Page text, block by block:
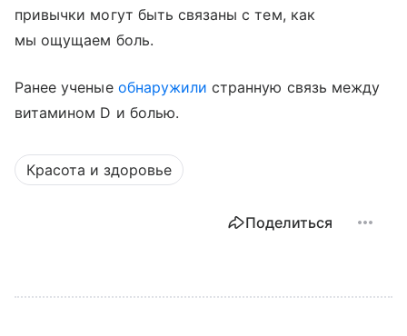
привычки могут быть связаны с тем, как
мы ощущаем боль.
Ранее ученые обнаружили странную связь между
витамином D и болью.
Красота и здоровье
Поделиться